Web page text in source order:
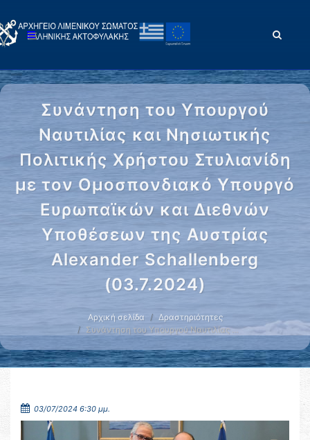
Συνάντηση του Υπουργού
Ναυτιλίας και Νησιωτικής
Πολιτικής Χρήστου Στυλιανίδη
με τον Ομοσπονδιακό Υπουργό
Ευρωπαϊκών και Διεθνών
Υποθέσεων της Αυστρίας
Alexander Schallenberg
(03.7.2024)
Αρχική σελίδα
Δραστηριότητες
Συνάντηση του Υπουργού Ναυτιλίας …
03/07/2024 6:30 μμ.